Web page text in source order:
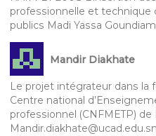
professionnelle et technique
publics Madi Yassa Goundiam
Mandir Diakhate
Le projet intégrateur dans la
Centre national
professionnel (CNFMETP)
Mandir.diakhate@ucad.edu.sn